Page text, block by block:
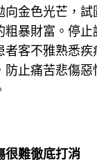
向金色光芒，試
粗暴財富。停
者客不雅熟悉疾
防止痛苦悲傷惡
很難徹底打消